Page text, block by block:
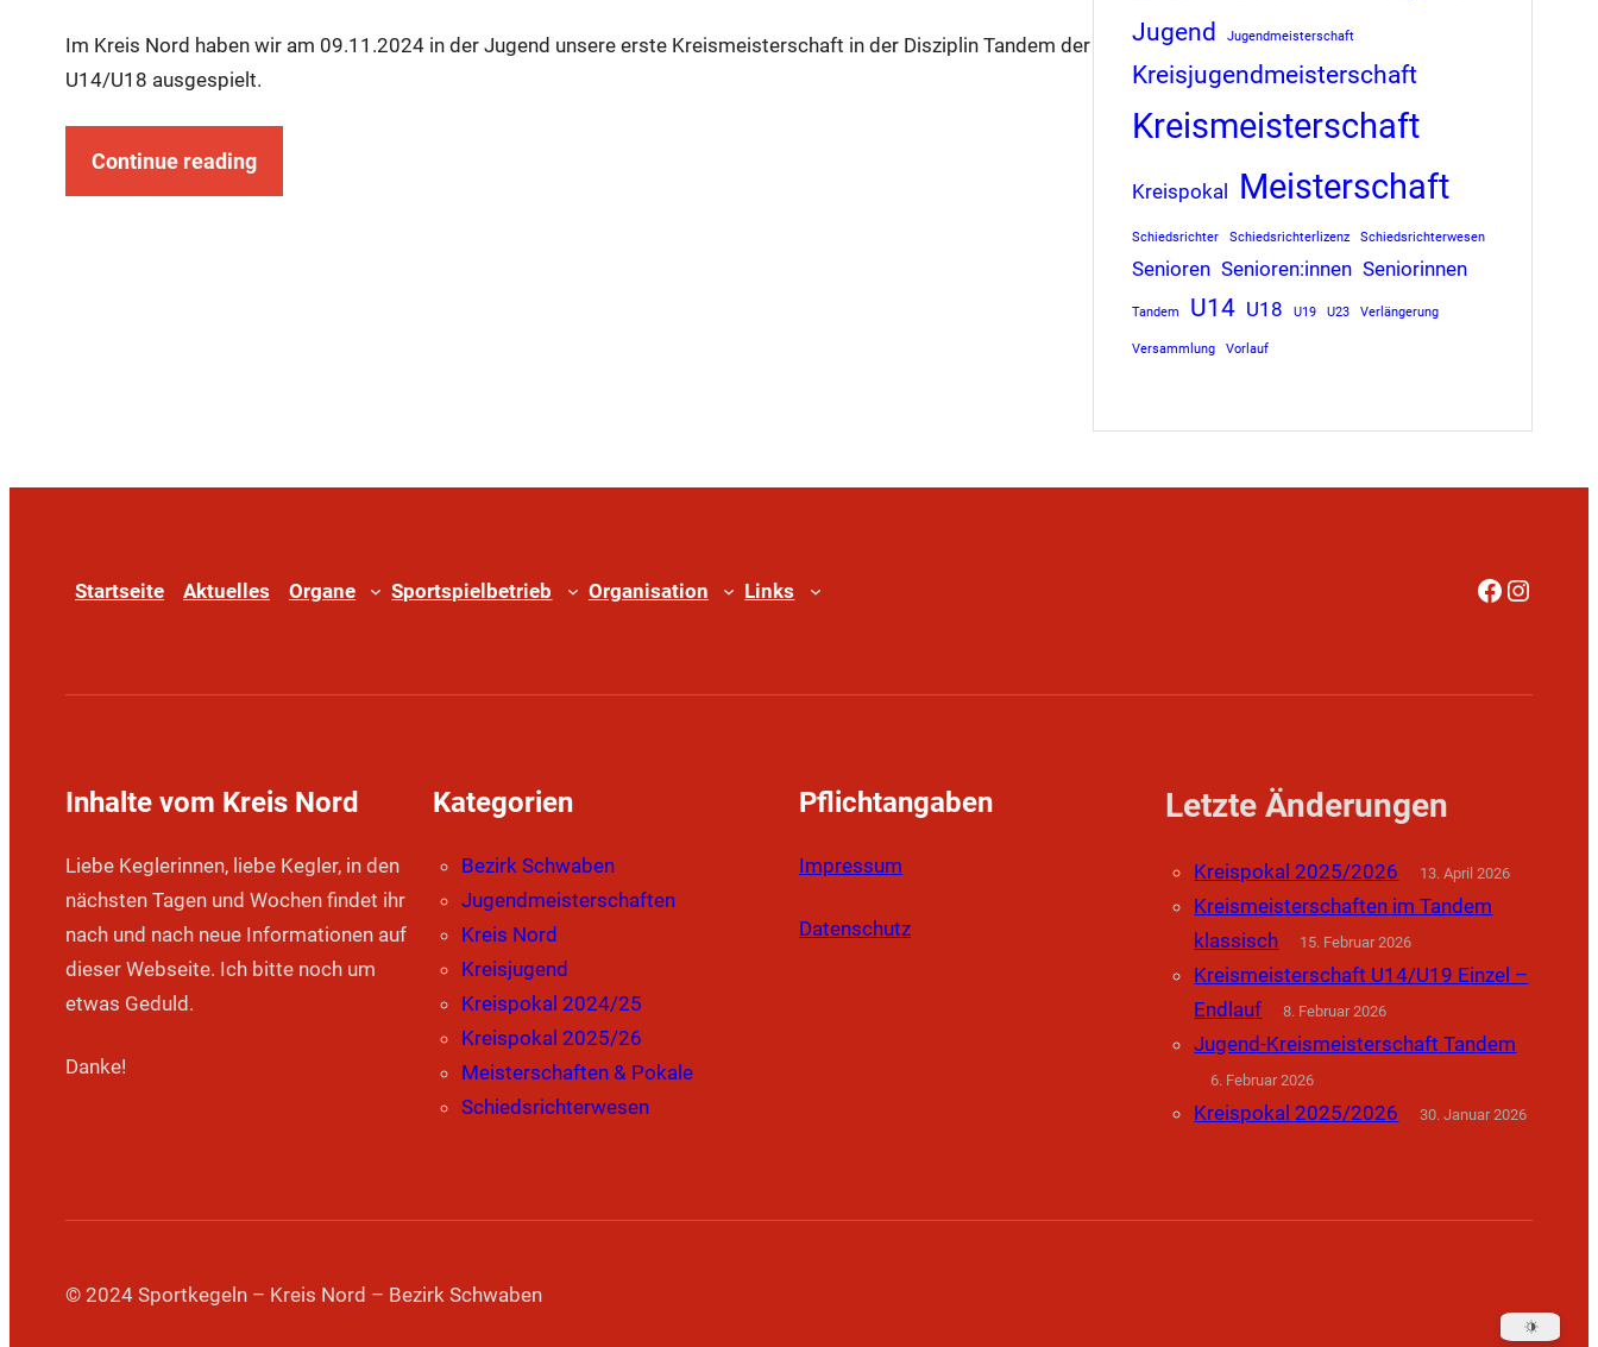
Im Kreis Nord haben wir am 09.11.2024 in der Jugend unsere erste Kreismeisterschaft in der Disziplin Tandem der
U14/U18 ausgespielt.
Continue reading
Jugend Jugendmeisterschaft
Kreisjugendmeisterschaft
Kreismeisterschaft
Kreispokal Meisterschaft
Schiedsrichter Schiedsrichterlizenz Schiedsrichterwesen
Senioren Senioren:innen Seniorinnen
Tandem U14 U18 U19 U23 Verlängerung
Versammlung Vorlauf
Startseite Aktuelles Organe Sportspielbetrieb Organisation Links Facebook
Inhalte vom Kreis Nord
Liebe Keglerinnen, liebe Kegler, in den
nächsten Tagen und Wochen findet ihr
nach und nach neue Informationen auf
dieser Webseite. Ich bitte noch um
etwas Geduld.
Danke!
Kategorien
Bezirk Schwaben
Jugendmeisterschaften
Kreis Nord
Kreisjugend
Kreispokal 2024/25
Kreispokal 2025/26
Meisterschaften & Pokale
Schiedsrichterwesen
Pflichtangaben
Impressum
Datenschutz
Letzte Änderungen
Kreispokal 2025/2026 13. April 2026
Kreismeisterschaften im Tandem
klassisch
15. Februar 2026
Kreismeisterschaft U14/U19 Einzel –
Endlauf
8. Februar 2026
Jugend-Kreismeisterschaft Tandem
6. Februar 2026
Kreispokal 2025/2026 30. Januar 2026
© 2024 Sportkegeln – Kreis Nord – Bezirk Schwaben